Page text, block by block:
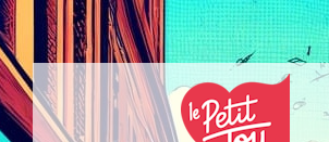
Aller
au
contenu